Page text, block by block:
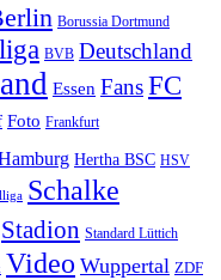
Borussia Dortmund
BVB Deutschland
Essen FansFC
Foto Frankfurt
Hertha BSC HSV
Schalke
Stadion Standard Lüttich
Video Wuppertal ZDF